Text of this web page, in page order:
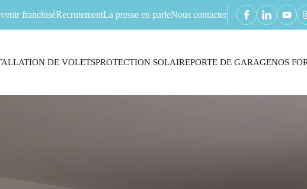
franchiséRecrutementLa presse en parleNous contacter
DE VOLETSPROTECTION SOLAIREPORTE DE GARAGENOS